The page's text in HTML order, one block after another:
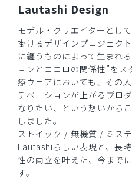
Lautashi Design
モデル・クリエイターとし
掛けるデザインプロジェク
に纏うものによって生まれ
ョンとココロの関係性”を
療ウェアにおいても、その
チベーションが上がるプロ
なりたい、という想いから
しました。
ストイック / 無機質 / ミス
Lautashiらしい表現と、長
性の両立を叶えた、今まで
す。